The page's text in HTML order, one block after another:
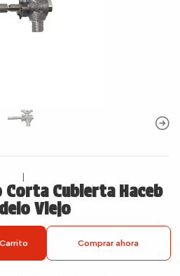
Corta Cubierta Haceb
Viejo
Comprar ahora